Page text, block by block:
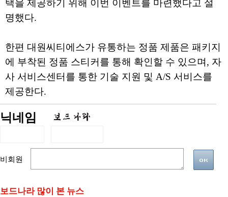
택을 제공하기 위해 이번 이벤트를 마련했다고 설
명했다.
한편 대원씨티에스가 유통하는 정품 제품은 패키지
에 부착된 정품 스티커를 통해 확인할 수 있으며, 자
사 서비스센터를 통한 기술 지원 및 A/S 서비스를
제공한다.
닉네임
비회원
보드나라 많이 본 뉴스